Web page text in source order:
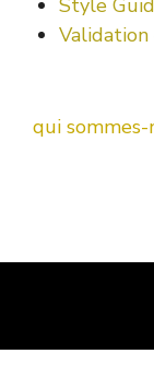
Style
qui sommes-